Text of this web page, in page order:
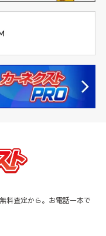
料査定から。お電話一本で